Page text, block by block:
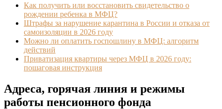
Как получить или восстановить свидетельство о
рождении ребенка в МФЦ?
Штрафы за нарушение карантина в России и отказа от
самоизоляции в 2026 году
Можно ли оплатить госпошлину в МФЦ: алгоритм
действий
Приватизация квартиры через МФЦ в 2026 году:
пошаговая инструкция
Адреса, горячая линия и режимы
работы пенсионного фонда